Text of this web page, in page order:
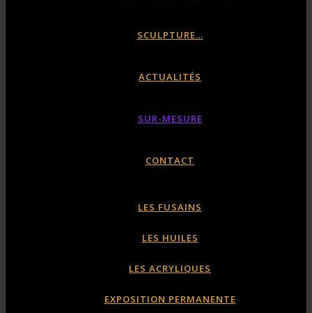
SCULPTURE…
ACTUALITÉS
SUR-MESURE
CONTACT
LES FUSAINS
LES HUILES
LES ACRYLIQUES
EXPOSITION PERMANENTE